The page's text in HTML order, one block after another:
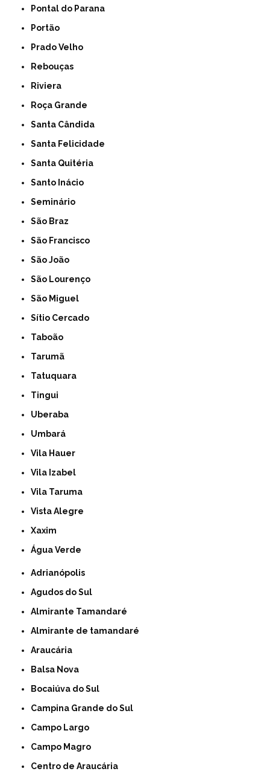
Pontal do Parana
Portão
Prado Velho
Rebouças
Riviera
Roça Grande
Santa Cândida
Santa Felicidade
Santa Quitéria
Santo Inácio
Seminário
São Braz
São Francisco
São João
São Lourenço
São Miguel
Sítio Cercado
Taboão
Tarumã
Tatuquara
Tingui
Uberaba
Umbará
Vila Hauer
Vila Izabel
Vila Taruma
Vista Alegre
Xaxim
Água Verde
Adrianópolis
Agudos do Sul
Almirante Tamandaré
Almirante de tamandaré
Araucária
Balsa Nova
Bocaiúva do Sul
Campina Grande do Sul
Campo Largo
Campo Magro
Centro de Araucária